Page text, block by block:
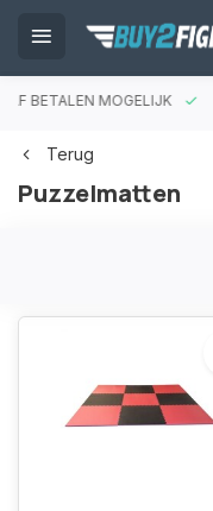
BETALEN MOGELIJK
Terug
Puzzelmatten